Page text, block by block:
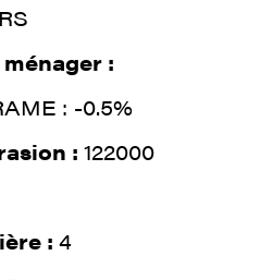
:
: -0.5%
: 122000
: 4